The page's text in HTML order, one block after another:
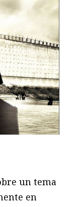
un tema
en